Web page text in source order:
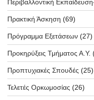
Περιβαλλοντική
Πρακτική Άσκηση (69)
Πρόγραμμα Εξετάσεων (27)
Προκηρύξεις Τμήματος Α.Υ.
Προπτυχιακές Σπουδές (25)
Τελετές Ορκωμοσίας (26)